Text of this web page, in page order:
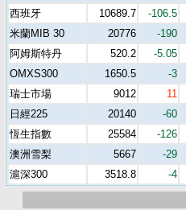
西班牙
10689.7 -106.5
米蘭MIB 30
20776 -190
阿姆斯特丹
520.2 -5.05
OMXS300
1650.5 -3
瑞士市場
9012 11
日經225
20140 -60
恆生指數
25584 -126
澳洲雪梨
5667 -29
滬深300
3518.8 -4